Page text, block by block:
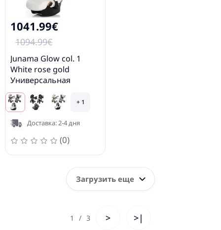
1041.99€
1094.99€
Junama Glow col. 1
White rose gold
Универсальная
Коляска 3 в 1
+ 1
Доставка: 2-4 дня
(0)
Загрузить еще
1 / 3 > >|